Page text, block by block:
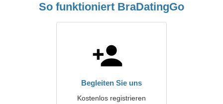
So funktioniert BraDatingGo
Begleiten Sie uns
Kostenlos registrieren